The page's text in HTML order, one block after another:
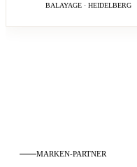
BALAYAGE · HEIDELBERG
MARKEN-PARTNER